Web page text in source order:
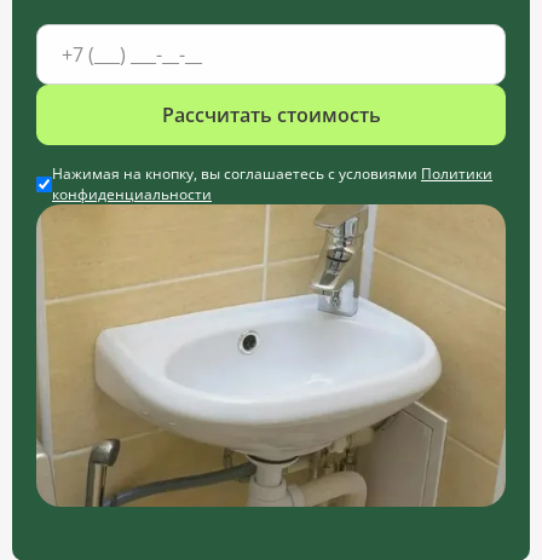
Рассчитать стоимость
Нажимая на кнопку, вы соглашаетесь с условиями Политики
конфиденциальности